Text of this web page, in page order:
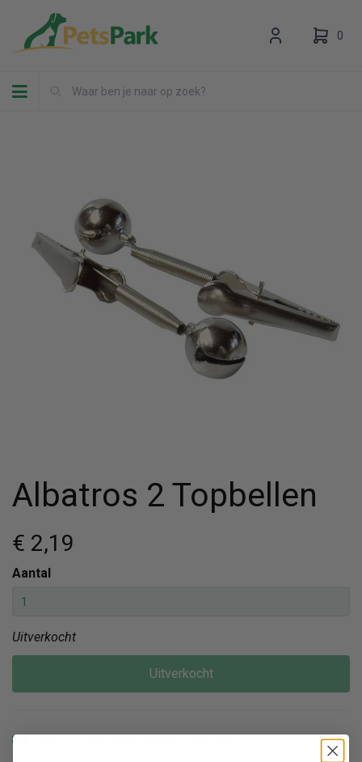
Toggle navigation
0
Uw winkelwagen is leeg.
Vul hem met producten.
Albatros 2 Topbellen
€ 2,19
Aantal
Uitverkocht
Uitverkocht